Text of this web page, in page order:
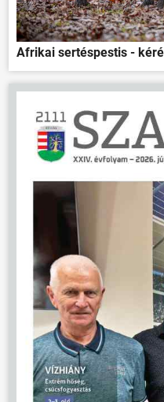
Afrikai sertéspestis -